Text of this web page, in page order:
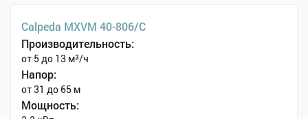
Calpeda MXVM 40-806/C
Производительность:
от 5 до 13 м³/ч
Напор:
от 31 до 65 м
Мощность: